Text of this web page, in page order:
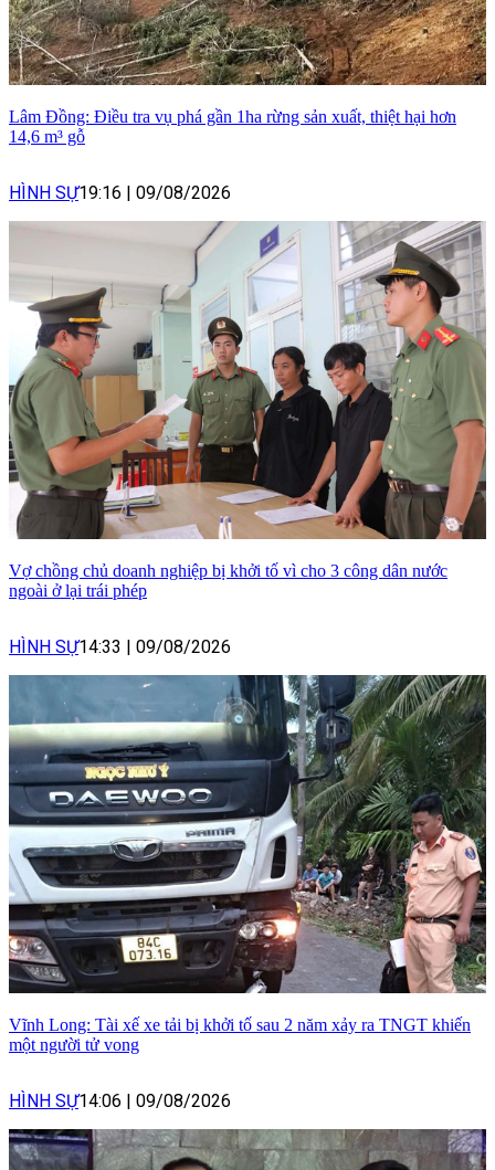
Lâm Đồng: Điều tra vụ phá gần 1ha rừng sản xuất, thiệt hại hơn
14,6 m³ gỗ
HÌNH SỰ19:16 | 09/08/2026
Vợ chồng chủ doanh nghiệp bị khởi tố vì cho 3 công dân nước
ngoài ở lại trái phép
HÌNH SỰ14:33 | 09/08/2026
Vĩnh Long: Tài xế xe tải bị khởi tố sau 2 năm xảy ra TNGT khiến
một người tử vong
HÌNH SỰ14:06 | 09/08/2026